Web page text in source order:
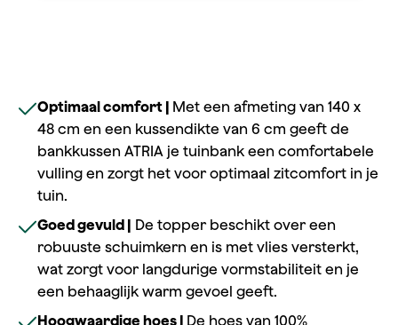
Optimaal comfort | Met een afmeting van 140 x
48 cm en een kussendikte van 6 cm geeft de
bankkussen ATRIA je tuinbank een comfortabele
vulling en zorgt het voor optimaal zitcomfort in je
tuin.
Goed gevuld | De topper beschikt over een
robuuste schuimkern en is met vlies versterkt,
wat zorgt voor langdurige vormstabiliteit en je
een behaaglijk warm gevoel geeft.
Hoogwaardige hoes | De hoes van 100%